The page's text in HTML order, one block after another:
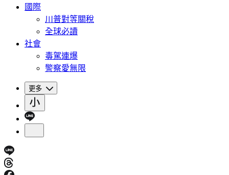
國際
川普對等關稅
全球必讀
社會
毒駕連爆
警察愛無限
更多